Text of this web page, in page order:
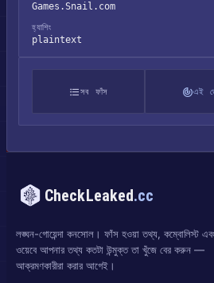
Games.Snail.com
হ্যাশিং
plaintext
সব ফাঁস এই
CheckLeaked.cc
লঙ্ঘন-গোয়েন্দা কনসোল। ফাঁস হওয়া তথ্য, কম্বোলিস্ট এবং
ওয়েবে আপনার তথ্য কতটা উন্মুক্ত তা খুঁজে বের করুন —
আক্রমণকারীরা করার আগেই।